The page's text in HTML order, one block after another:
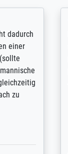
sich
(ein
-